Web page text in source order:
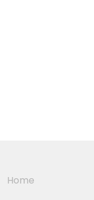
Home